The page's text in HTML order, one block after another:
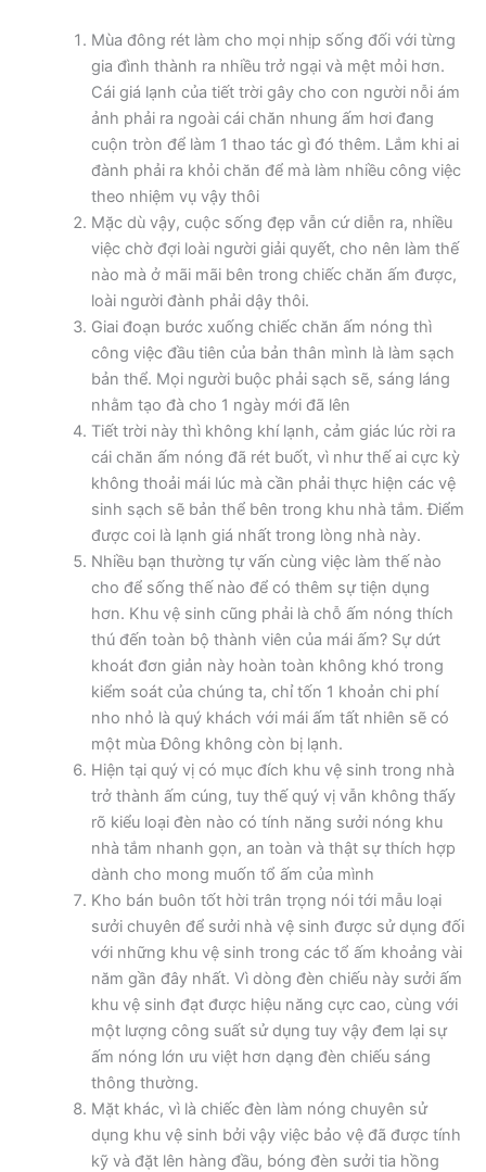
Mùa đông rét làm cho mọi nhịp sống đối với từng
gia đình thành ra nhiều trở ngại và mệt mỏi hơn.
Cái giá lạnh của tiết trời gây cho con người nỗi ám
ảnh phải ra ngoài cái chăn nhung ấm hơi đang
cuộn tròn để làm 1 thao tác gì đó thêm. Lắm khi ai
đành phải ra khỏi chăn để mà làm nhiều công việc
theo nhiệm vụ vậy thôi
Mặc dù vậy, cuộc sống đẹp vẫn cứ diễn ra, nhiều
việc chờ đợi loài người giải quyết, cho nên làm thế
nào mà ở mãi mãi bên trong chiếc chăn ấm được,
loài người đành phải dậy thôi.
Giai đoạn bước xuống chiếc chăn ấm nóng thì
công việc đầu tiên của bản thân mình là làm sạch
bản thể. Mọi người buộc phải sạch sẽ, sáng láng
nhằm tạo đà cho 1 ngày mới đã lên
Tiết trời này thì không khí lạnh, cảm giác lúc rời ra
cái chăn ấm nóng đã rét buốt, vì như thế ai cực kỳ
không thoải mái lúc mà cần phải thực hiện các vệ
sinh sạch sẽ bản thể bên trong khu nhà tắm. Điểm
được coi là lạnh giá nhất trong lòng nhà này.
Nhiều bạn thường tự vấn cùng việc làm thế nào
cho để sống thế nào để có thêm sự tiện dụng
hơn. Khu vệ sinh cũng phải là chỗ ấm nóng thích
thú đến toàn bộ thành viên của mái ấm? Sự dứt
khoát đơn giản này hoàn toàn không khó trong
kiểm soát của chúng ta, chỉ tốn 1 khoản chi phí
nho nhỏ là quý khách với mái ấm tất nhiên sẽ có
một mùa Đông không còn bị lạnh.
Hiện tại quý vị có mục đích khu vệ sinh trong nhà
trở thành ấm cúng, tuy thế quý vị vẫn không thấy
rõ kiểu loại đèn nào có tính năng sưởi nóng khu
nhà tắm nhanh gọn, an toàn và thật sự thích hợp
dành cho mong muốn tổ ấm của mình
Kho bán buôn tốt hời trân trọng nói tới mẫu loại
sưởi chuyên để sưởi nhà vệ sinh được sử dụng đối
với những khu vệ sinh trong các tổ ấm khoảng vài
năm gần đây nhất. Vì dòng đèn chiếu này sưởi ấm
khu vệ sinh đạt được hiệu năng cực cao, cùng với
một lượng công suất sử dụng tuy vậy đem lại sự
ấm nóng lớn ưu việt hơn dạng đèn chiếu sáng
thông thường.
Mặt khác, vì là chiếc đèn làm nóng chuyên sử
dụng khu vệ sinh bởi vậy việc bảo vệ đã được tính
kỹ và đặt lên hàng đầu, bóng đèn sưởi tia hồng